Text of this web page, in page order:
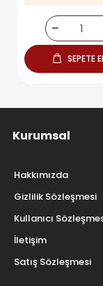
SEPETE
Kurumsal
Hakkımızda
Gizlilik Sözleşmesi
Kullanıcı
İletişim
Satış Sözleşmesi